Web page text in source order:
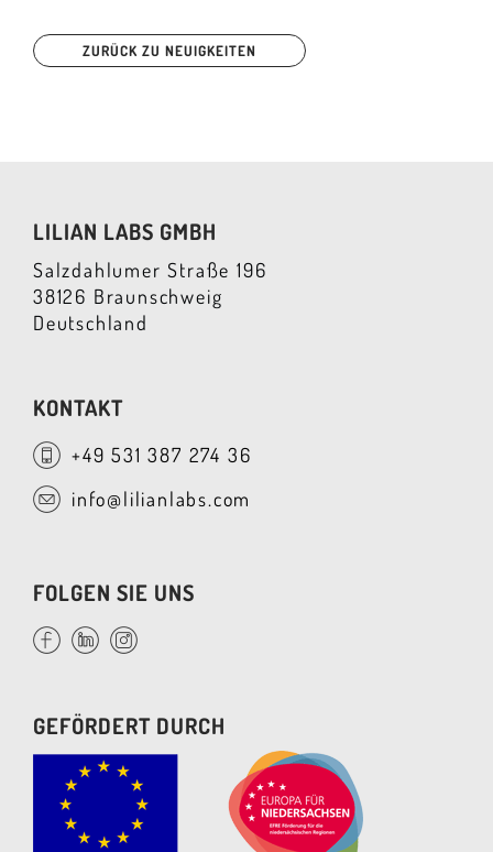
ZURÜCK ZU NEUIGKEITEN
LILIAN LABS GMBH
Salzdahlumer Straße 196
38126 Braunschweig
Deutschland
KONTAKT
+49 531 387 274 36
info@lilianlabs.com
FOLGEN SIE UNS
GEFÖRDERT DURCH